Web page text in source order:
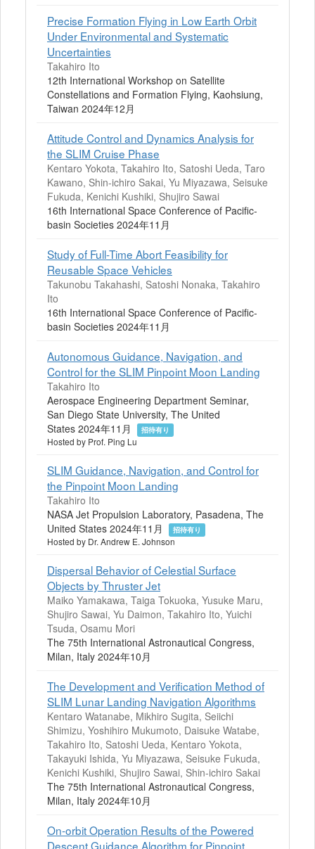
Precise Formation Flying in Low Earth Orbit
Under Environmental and Systematic
Uncertainties
Takahiro Ito
12th International Workshop on Satellite
Constellations and Formation Flying, Kaohsiung,
Taiwan 2024年12月
Attitude Control and Dynamics Analysis for
the SLIM Cruise Phase
Kentaro Yokota, Takahiro Ito, Satoshi Ueda, Taro
Kawano, Shin-ichiro Sakai, Yu Miyazawa, Seisuke
Fukuda, Kenichi Kushiki, Shujiro Sawai
16th International Space Conference of Pacific-
basin Societies 2024年11月
Study of Full-Time Abort Feasibility for
Reusable Space Vehicles
Takunobu Takahashi, Satoshi Nonaka, Takahiro
Ito
16th International Space Conference of Pacific-
basin Societies 2024年11月
Autonomous Guidance, Navigation, and
Control for the SLIM Pinpoint Moon Landing
Takahiro Ito
Aerospace Engineering Department Seminar,
San Diego State University, The United
States 2024年11月
招待有り
Hosted by Prof. Ping Lu
SLIM Guidance, Navigation, and Control for
the Pinpoint Moon Landing
Takahiro Ito
NASA Jet Propulsion Laboratory, Pasadena, The
United States 2024年11月
招待有り
Hosted by Dr. Andrew E. Johnson
Dispersal Behavior of Celestial Surface
Objects by Thruster Jet
Maiko Yamakawa, Taiga Tokuoka, Yusuke Maru,
Shujiro Sawai, Yu Daimon, Takahiro Ito, Yuichi
Tsuda, Osamu Mori
The 75th International Astronautical Congress,
Milan, Italy 2024年10月
The Development and Verification Method of
SLIM Lunar Landing Navigation Algorithms
Kentaro Watanabe, Mikhiro Sugita, Seiichi
Shimizu, Yoshihiro Mukumoto, Daisuke Watabe,
Takahiro Ito, Satoshi Ueda, Kentaro Yokota,
Takayuki Ishida, Yu Miyazawa, Seisuke Fukuda,
Kenichi Kushiki, Shujiro Sawai, Shin-ichiro Sakai
The 75th International Astronautical Congress,
Milan, Italy 2024年10月
On-orbit Operation Results of the Powered
Descent Guidance Algorithm for Pinpoint